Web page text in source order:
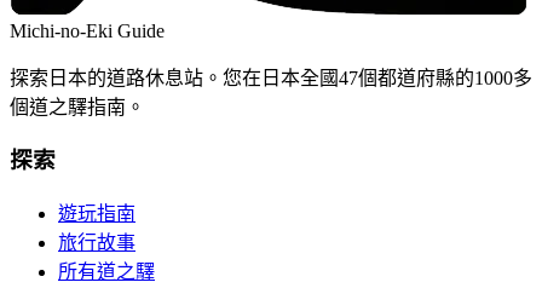
Michi-no-Eki Guide
探索日本的道路休息站。您在日本全國47個都道府縣的1000多
個道之驛指南。
探索
遊玩指南
旅行故事
所有道之驛